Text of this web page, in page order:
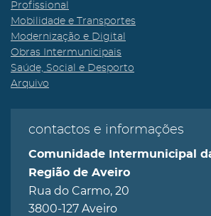
Profissional
Mobilidade e Transportes
Modernização e Digital
Obras Intermunicipais
Saúde, Social e Desporto
Arquivo
contactos e informações
Comunidade Intermunicipal
Região de Aveiro
Rua do Carmo, 20
3800-127 Aveiro